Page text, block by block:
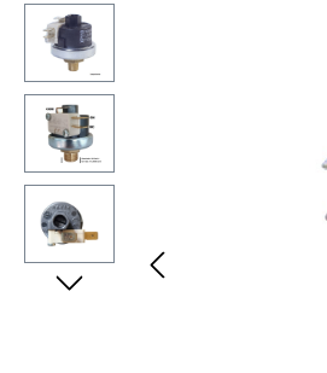
Bildergalerie überspringen